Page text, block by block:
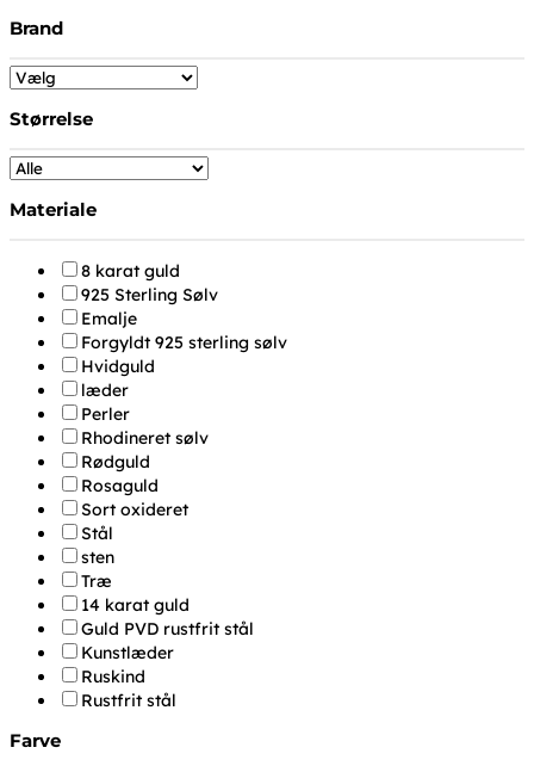
Brand
Størrelse
Materiale
8 karat guld
925 Sterling Sølv
Emalje
Forgyldt 925 sterling sølv
Hvidguld
læder
Perler
Rhodineret sølv
Rødguld
Rosaguld
Sort oxideret
Stål
sten
Træ
14 karat guld
Guld PVD rustfrit stål
Kunstlæder
Ruskind
Rustfrit stål
Farve